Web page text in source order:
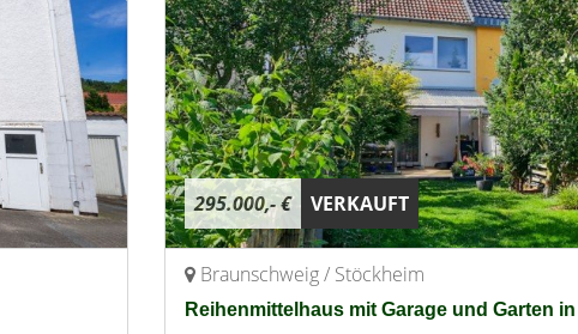
295.000,- € VERKAUFT
Braunschweig / Stöckheim
Reihenmittelhaus mit Garage und Garten